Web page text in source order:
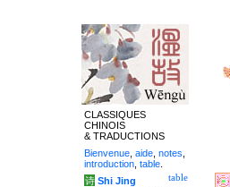
CLASSIQUES
CHINOIS
& TRADUCTIONS
Bienvenue aide notes
introduction table
table
诗 Shi Jing